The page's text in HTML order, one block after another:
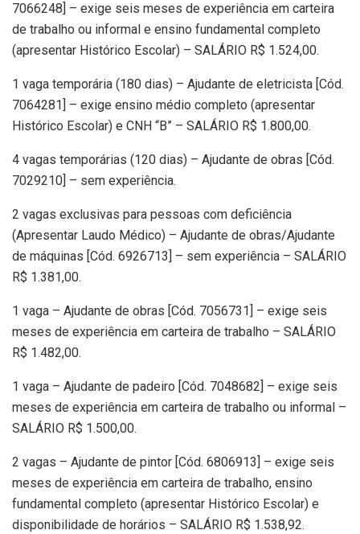
7066248] – exige seis meses de experiência em carteira
de trabalho ou informal e ensino fundamental completo
(apresentar Histórico Escolar) – SALÁRIO R$ 1.524,00.
1 vaga temporária (180 dias) – Ajudante de eletricista [Cód.
7064281] – exige ensino médio completo (apresentar
Histórico Escolar) e CNH “B” – SALÁRIO R$ 1.800,00.
4 vagas temporárias (120 dias) – Ajudante de obras [Cód.
7029210] – sem experiência.
2 vagas exclusivas para pessoas com deficiência
(Apresentar Laudo Médico) – Ajudante de obras/Ajudante
de máquinas [Cód. 6926713] – sem experiência – SALÁRIO
R$ 1.381,00.
1 vaga – Ajudante de obras [Cód. 7056731] – exige seis
meses de experiência em carteira de trabalho – SALÁRIO
R$ 1.482,00.
1 vaga – Ajudante de padeiro [Cód. 7048682] – exige seis
meses de experiência em carteira de trabalho ou informal –
SALÁRIO R$ 1.500,00.
2 vagas – Ajudante de pintor [Cód. 6806913] – exige seis
meses de experiência em carteira de trabalho, ensino
fundamental completo (apresentar Histórico Escolar) e
disponibilidade de horários – SALÁRIO R$ 1.538,92.